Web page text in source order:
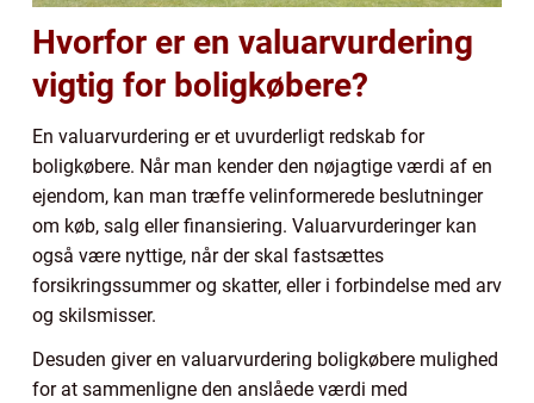
Hvorfor er en valuarvurdering
vigtig for boligkøbere?
En valuarvurdering er et uvurderligt redskab for
boligkøbere. Når man kender den nøjagtige værdi af en
ejendom, kan man træffe velinformerede beslutninger
om køb, salg eller finansiering. Valuarvurderinger kan
også være nyttige, når der skal fastsættes
forsikringssummer og skatter, eller i forbindelse med arv
og skilsmisser.
Desuden giver en valuarvurdering boligkøbere mulighed
for at sammenligne den anslåede værdi med